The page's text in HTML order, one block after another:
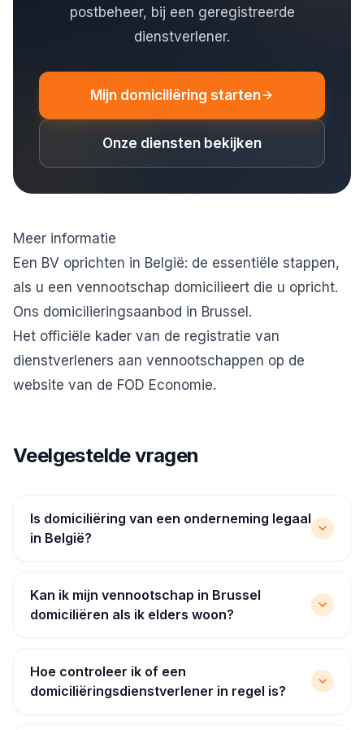
postbeheer, bij een geregistreerde
dienstverlener.
Mijn domiciliëring starten
Onze diensten bekijken
Meer informatie
Een BV oprichten in België: de essentiële stappen,
als u een vennootschap domicilieert die u opricht.
Ons domicilieringsaanbod in Brussel .
Het officiële kader van de registratie van
dienstverleners aan vennootschappen op de
website van de FOD Economie.
Veelgestelde vragen
Is domiciliëring van een onderneming legaal
in België?
Kan ik mijn vennootschap in Brussel
domiciliëren als ik elders woon?
Hoe controleer ik of een
domiciliëringsdienstverlener in regel is?